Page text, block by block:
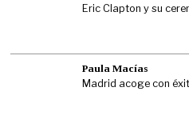
Eric Clapton y su
Paula Macías
Madrid acoge con